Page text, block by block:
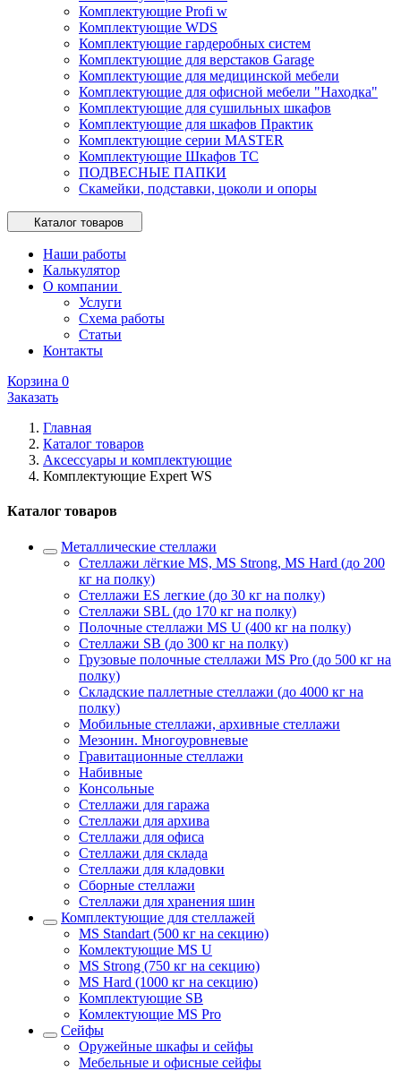
Комплектующие Profi w
Комплектующие WDS
Комплектующие гардеробных систем
Комплектующие для верстаков Garage
Комплектующие для медицинской мебели
Комплектующие для офисной мебели "Находка"
Комплектующие для сушильных шкафов
Комплектующие для шкафов Практик
Комплектующие серии MASTER
Комплектующие Шкафов ТС
ПОДВЕСНЫЕ ПАПКИ
Скамейки, подставки, цоколи и опоры
Каталог товаров
Наши работы
Калькулятор
О компании
Услуги
Схема работы
Статьи
Контакты
Корзина 0
Заказать
Главная
Каталог товаров
Аксессуары и комплектующие
Комплектующие Expert WS
Каталог товаров
Металлические стеллажи
Стеллажи лёгкие MS, MS Strong, MS Hard (до 200
кг на полку)
Стеллажи ES легкие (до 30 кг на полку)
Стеллажи SBL (до 170 кг на полку)
Полочные стеллажи MS U (400 кг на полку)
Стеллажи SB (до 300 кг на полку)
Грузовые полочные стеллажи MS Pro (до 500 кг на
полку)
Складские паллетные стеллажи (до 4000 кг на
полку)
Мобильные стеллажи, архивные стеллажи
Мезонин. Многоуровневые
Гравитационные стеллажи
Набивные
Консольные
Стеллажи для гаража
Стеллажи для архива
Стеллажи для офиса
Стеллажи для склада
Стеллажи для кладовки
Сборные стеллажи
Стеллажи для хранения шин
Комплектующие для стеллажей
MS Standart (500 кг на секцию)
Комлектующие MS U
MS Strong (750 кг на секцию)
MS Hard (1000 кг на секцию)
Комплектующие SB
Комлектующие MS Pro
Сейфы
Оружейные шкафы и сейфы
Мебельные и офисные сейфы